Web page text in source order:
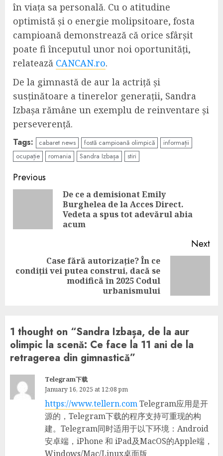
în viața sa personală. Cu o atitudine
optimistă și o energie molipsitoare, fosta
campioană demonstrează că orice sfârșit
poate fi începutul unor noi oportunități,
relatează CANCAN.ro.
De la gimnastă de aur la actriță și
susținătoare a tinerelor generații, Sandra
Izbașa rămâne un exemplu de reinventare și
perseverență.
Tags: cabaret news fostă campioană olimpică
informații
ocupație
romania Sandra Izbașa stiri
Continue
Reading
Previous
De ce a demisionat Emily
Burghelea de la Acces Direct.
Vedeta a spus tot adevărul abia
acum
Next
Next
Case fără autorizație? În ce
condiții vei putea construi, dacă se
modifică în 2025 Codul
urbanismului
1 thought on “Sandra Izbașa, de la aur
olimpic la scenă: Ce face la 11 ani de la
retragerea din gimnastică”
Telegram下载
January 16, 2025 at 12:08 pm
https://www.tellern.comTelegram应用是开
源的，Telegram下载的程序支持可重现的构
建。Telegram同时适用于以下环境：Android
安卓端，iPhone 和 iPad及MacOS的Apple端，
Windows/Mac/Linux桌面版